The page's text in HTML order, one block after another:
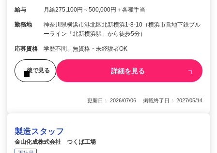
給与 月給275,100円～500,000円＋各種手当
勤務地
神奈川県横浜市港北区北新横浜1-8-10（横浜市営地下鉄ブル
ーライン「北新横浜駅」から徒歩5分）
応募資格 学歴不問、無資格・未経験者OK
後で見る 詳細を見る
更新日： 2026/07/06 掲載終了日： 2027/05/14
製造スタッフ
金山化成株式会社 つくば工場